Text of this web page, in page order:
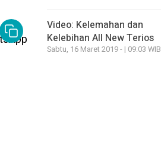
Video: Kelemahan dan
Kelebihan All New Terios
Sabtu, 16 Maret 2019 - | 09:03 WIB